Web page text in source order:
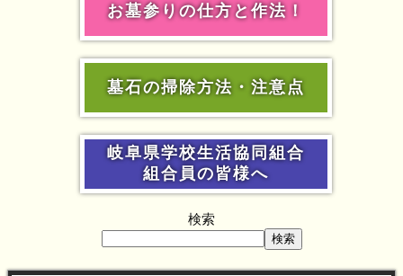
お墓参りの仕方と作法！
墓石の掃除方法・注意点
岐阜県学校生活協同組合
組合員の皆様へ
検索
検索